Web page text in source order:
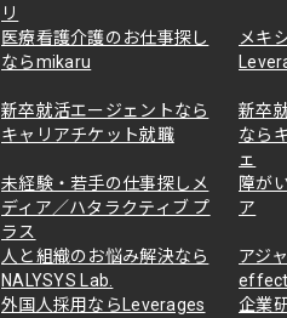
リ
医療看護介護のお仕事探し
ならmikaru
メキ
新卒就活エージェントなら
キャリアチケット就職
新卒
なら
ェ
未経験・若手の仕事探しメ
ディア／ハタラクティブ プ
ラス
障が
ア
人と組織のお悩み解決なら
NALYSYS Lab.
アジ
外国人採用ならLeverages
企業